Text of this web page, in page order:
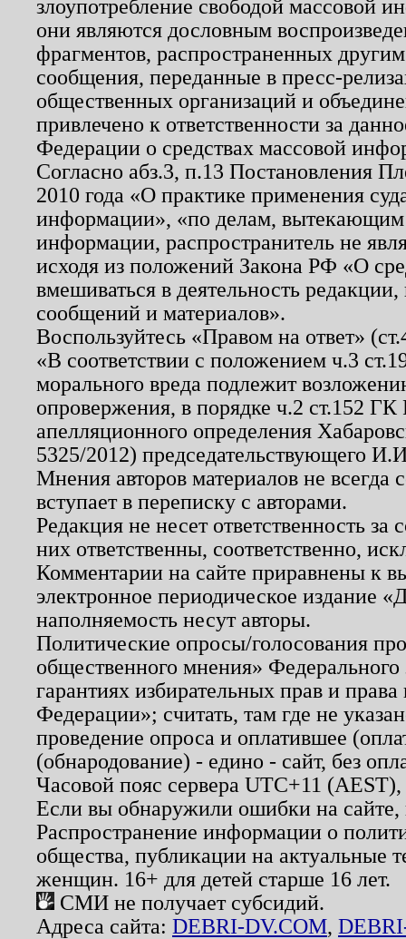
злоупотребление свободой массовой
они являются дословным
фрагментов, распространенных
сообщения, переданные в пресс-
общественных организаций и
привлечено к ответственности за
Федерации о средствах массовой
Согласно абз.3, п.13 Постановления
2010 года «О практике применения
информации», «по делам, вытекающим
информации, распространитель не
исходя из положений Закона РФ «О
вмешиваться в деятельность
сообщений и материалов».
Воспользуйтесь «Правом на ответ»
«В соответствии с положением ч.3
морального вреда подлежит
опровержения, в порядке ч.2 ст.152
апелляционного определения
5325/2012) председательствующего
Мнения авторов материалов не
вступает в переписку с авторами.
Редакция не несет ответственность
них ответственны, соответственно,
Комментарии на сайте приравнены к
электронное периодическое издание
наполняемость несут авторы.
Политические опросы/голосования
общественного мнения»
гарантиях избирательных прав и
Федерации»; считать, там где не
проведение опроса и оплатившее
(обнародование) - едино - сайт, без
Часовой пояс сервера UTC+11
Если вы обнаружили ошибки на
Распространение информации о
общества, публикации на актуальные
женщин. 16+ для детей старше 16 лет.
СМИ не получает субсидий.
Адреса сайта: DEBRI-DV.COM,